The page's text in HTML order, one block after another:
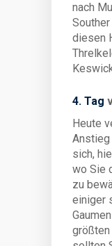
nach
diesen
4. Tag
Heute
sich,
wo Sie
zu
einiger